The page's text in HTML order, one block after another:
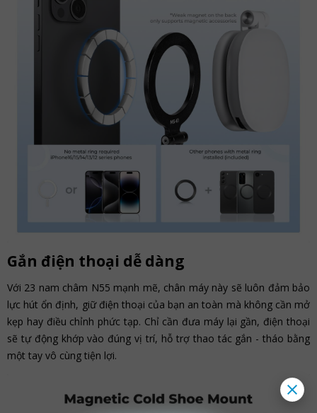
Gắn điện thoại dễ dàng
Với 23 nam châm N55 mạnh mẽ, chân máy này sẽ luôn đảm bảo
lực hút ổn định, giữ điện thoại của bạn an toàn mà không cần mở
kẹp hay điều chỉnh phức tạp. Chỉ cần đưa máy lại gần, điện thoại
sẽ tự động khớp vào đúng vị trí, hỗ trợ thao tác gắn - tháo bằng
một tay vô cùng tiện lợi.